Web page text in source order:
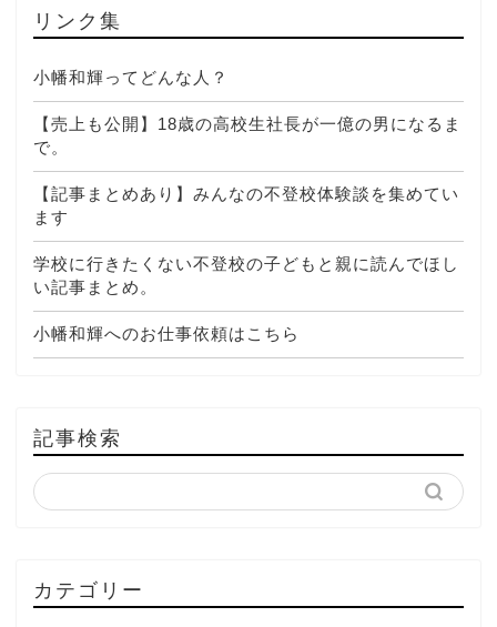
リンク集
小幡和輝ってどんな人？
【売上も公開】18歳の高校生社長が一億の男になるま
で。
【記事まとめあり】みんなの不登校体験談を集めてい
ます
学校に行きたくない不登校の子どもと親に読んでほし
い記事まとめ。
小幡和輝へのお仕事依頼はこちら
記事検索
カテゴリー